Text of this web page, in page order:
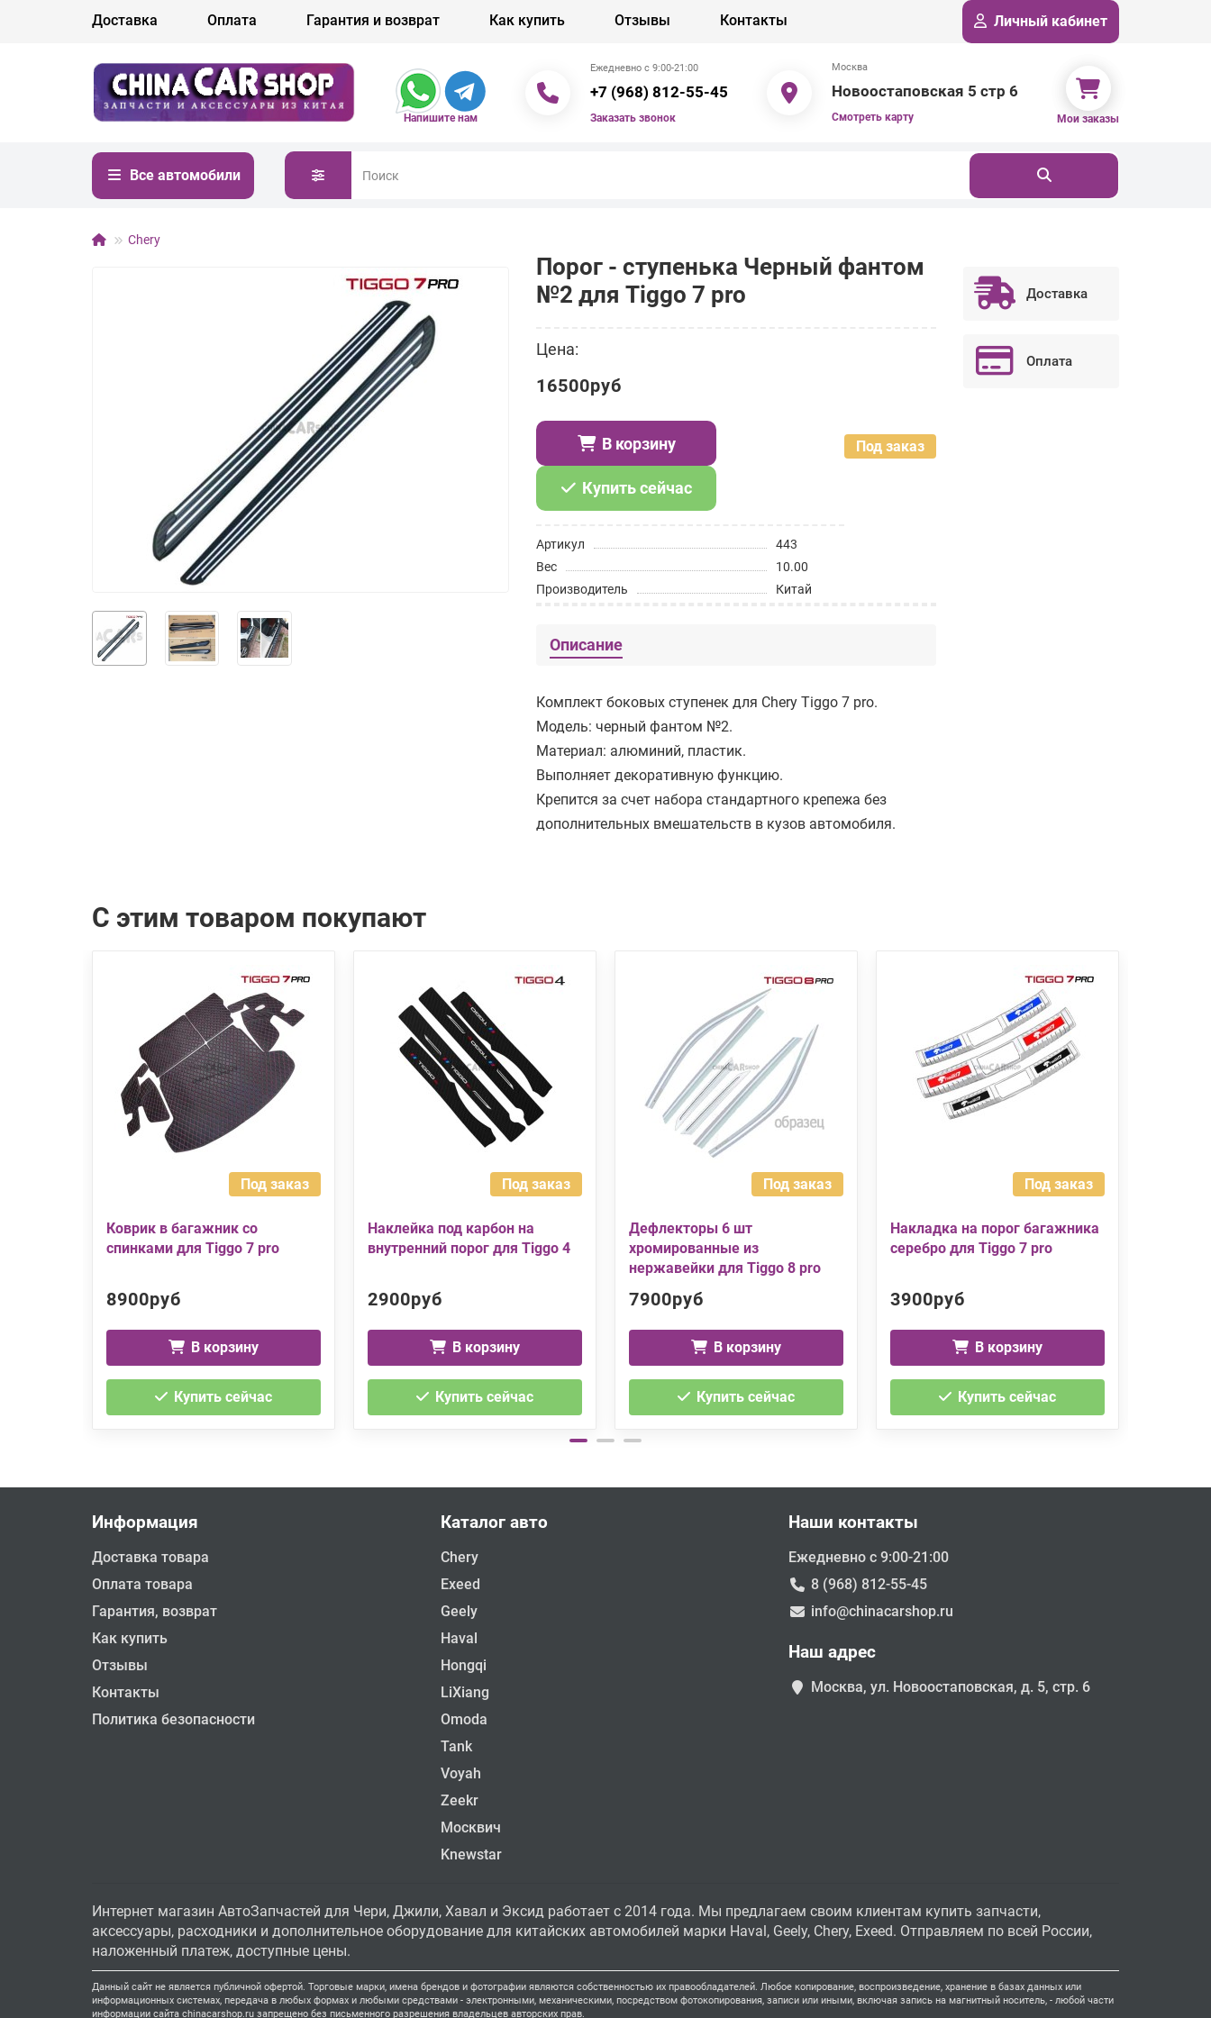
Доставка Оплата Гарантия и возврат Как купить Отзывы Контакты Личный кабинет
Напишите нам
Ежедневно с 9:00-21:00
+7 (968) 812-55-45
Заказать звонок
Москва
Новоостаповская 5 стр 6
Смотреть карту Мои заказы
Все автомобили
Chery
Порог - ступенька Черный фантом
№2 для Tiggo 7 pro
Цена:
16500руб
Под заказ
В корзину
Купить сейчас
Артикул
443
Вес
10.00
Производитель
Китай
Описание
Комплект боковых ступенек для Chery Tiggo 7 pro.
Модель: черный фантом №2.
Материал: алюминий, пластик.
Выполняет декоративную функцию.
Крепится за счет набора стандартного крепежа без
дополнительных вмешательств в кузов автомобиля.
Доставка
Оплата
С этим товаром покупают
Под заказ
Коврик в багажник со
спинками для Tiggo 7 pro
8900руб
В корзину
Купить сейчас
Под заказ
Наклейка под карбон на
внутренний порог для Tiggo 4
2900руб
В корзину
Купить сейчас
Под заказ
Дефлекторы 6 шт
хромированные из
нержавейки для Tiggo 8 pro
7900руб
В корзину
Купить сейчас
Под заказ
Накладка на порог багажника
серебро для Tiggo 7 pro
3900руб
В корзину
Купить сейчас
Информация
Доставка товара
Оплата товара
Гарантия, возврат
Как купить
Отзывы
Контакты
Политика безопасности
Каталог авто
Chery
Exeed
Geely
Haval
Hongqi
LiXiang
Omoda
Tank
Voyah
Zeekr
Москвич
Knewstar
Наши контакты
Ежедневно с 9:00-21:00
8 (968) 812-55-45
info@chinacarshop.ru
Наш адрес
Москва, ул. Новоостаповская, д. 5, стр. 6
Интернет магазин АвтоЗапчастей для Чери, Джили, Хавал и Эксид работает с 2014 года. Мы предлагаем своим клиентам купить запчасти,
аксессуары, расходники и дополнительное оборудование для китайских автомобилей марки Haval, Geely, Chery, Exeed. Отправляем по всей России,
наложенный платеж, доступные цены.
Данный сайт не является публичной офертой. Торговые марки, имена брендов и фотографии являются собственностью их правообладателей. Любое копирование, воспроизведение, хранение в базах данных или
информационных системах, передача в любых формах и любыми средствами - электронными, механическими, посредством фотокопирования, записи или иными, включая запись на магнитный носитель, - любой части
информации сайта chinacarshop.ru запрещено без письменного разрешения владельцев авторских прав.